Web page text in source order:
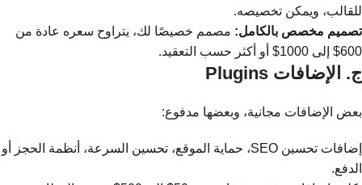
للقالب، ويمكن تخصيصه.
تصميم مخصص بالكامل: مصمم خصيصًا لك، يتراوح سعره عادة من
600$ إلى 1000$ أو أكثر حسب التعقيد.
ج. الإضافات Plugins
بعض الإضافات مجانية، وبعضها مدفوع:
إضافات تحسين SEO، حماية الموقع، تحسين السرعة، أنظمة الحجز أو
الدفع.